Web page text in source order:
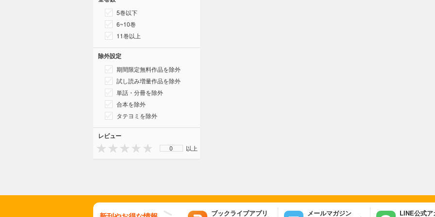
5巻以下
6~10巻
11巻以上
除外設定
期間限定無料作品を除外
試し読み増量作品を除外
単話・分冊を除外
合本を除外
タテヨミを除外
レビュー
0 以上
ブックライブアプリ メールマガジン LINE公式ア